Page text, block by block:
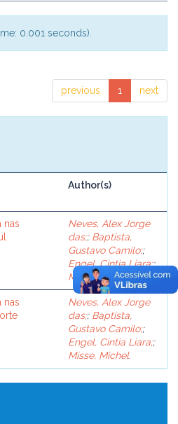
0.001 seconds).
previous 1 next
Author(s)
nas
Neves, Alex Jorge
das;; Baptista,
Gustavo Camilo;;
Engel, Cintia Liara;;
Misse, Michel.
nas
Neves, Alex Jorge
das;; Baptista,
Gustavo Camilo;;
Engel, Cintia Liara;;
Misse, Michel.